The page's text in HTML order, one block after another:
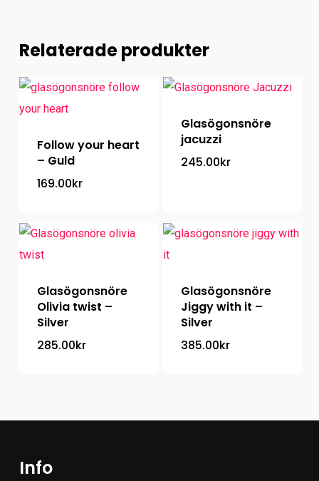
Relaterade produkter
Follow your heart
– Guld
169.00kr
Glasögonsnöre
jacuzzi
245.00kr
Glasögonsnöre
Olivia twist –
Silver
285.00kr
Glasögonsnöre
Jiggy with it –
Silver
385.00kr
Info